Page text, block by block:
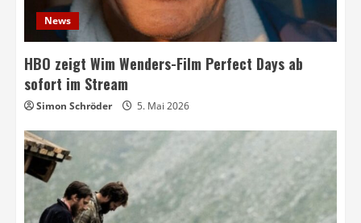
News
HBO zeigt Wim Wenders-Film Perfect Days ab
sofort im Stream
Simon Schröder 5. Mai 2026